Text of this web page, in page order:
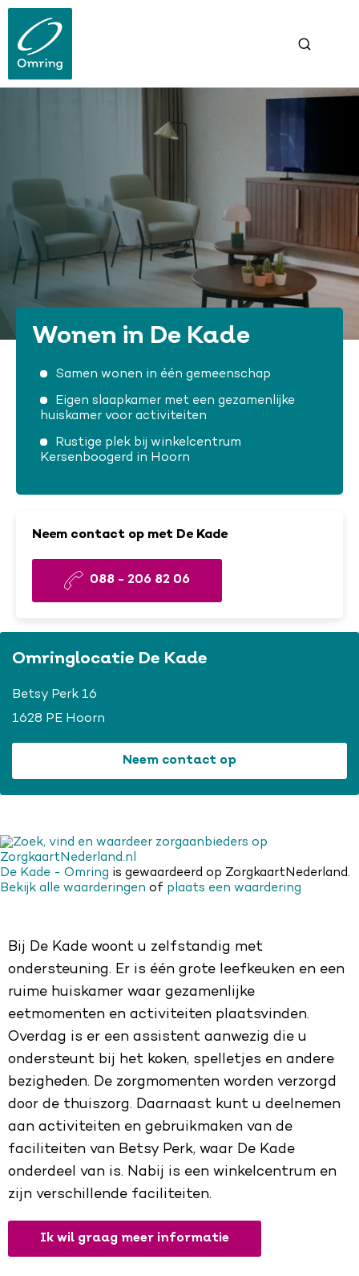
naar
gaan
Wonen in De Kade
Samen wonen in één gemeenschap
Eigen slaapkamer met een gezamenlijke
huiskamer voor activiteiten
Rustige plek bij winkelcentrum
Kersenboogerd in Hoorn
Neem contact op met De Kade
088 - 206 82 06
Omringlocatie De Kade
Betsy Perk 16
1628 PE Hoorn
Neem contact op
De Kade - Omring is gewaardeerd op ZorgkaartNederland.
Bekijk alle waarderingen of plaats een waardering
Bij De Kade woont u zelfstandig met
ondersteuning. Er is één grote leefkeuken en een
ruime huiskamer waar gezamenlijke
eetmomenten en activiteiten plaatsvinden.
Overdag is er een assistent aanwezig die u
ondersteunt bij het koken, spelletjes en andere
bezigheden. De zorgmomenten worden verzorgd
door de thuiszorg. Daarnaast kunt u deelnemen
aan activiteiten en gebruikmaken van de
faciliteiten van Betsy Perk, waar De Kade
onderdeel van is. Nabij is een winkelcentrum en
zijn verschillende faciliteiten.
Ik wil graag meer informatie